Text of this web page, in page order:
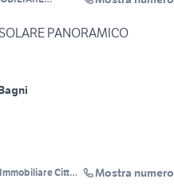
PANORAMICO
Città
Mostra numero